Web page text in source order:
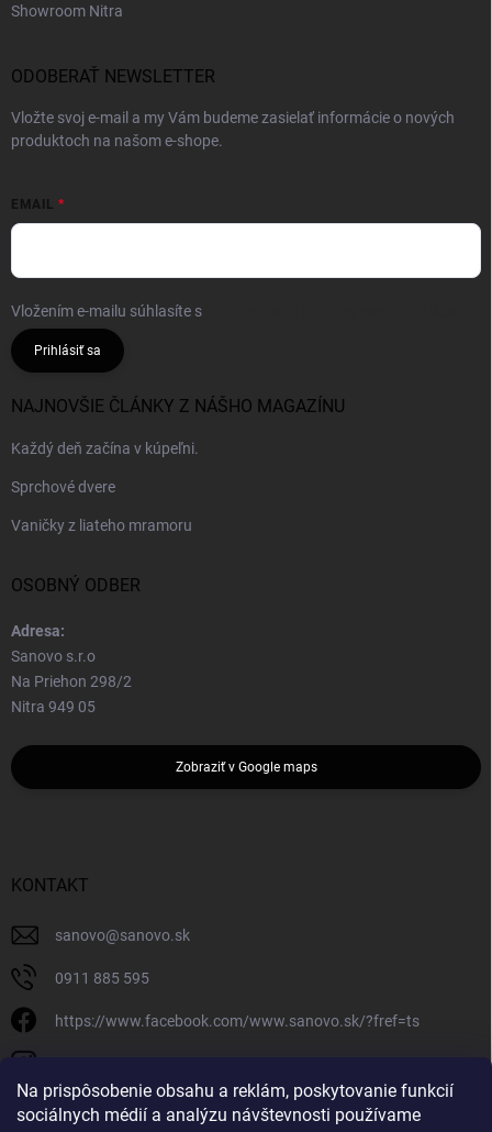
Na prispôsobenie obsahu a reklám, poskytovanie funkcií
sociálnych médií a analýzu návštevnosti používame
Showroom Nitra
ODOBERAŤ NEWSLETTER
Vložte svoj e-mail a my Vám budeme zasielať informácie o nových
produktoch na našom e-shope.
EMAIL
Vložením e-mailu súhlasíte s
Prihlásiť sa
NAJNOVŠIE ČLÁNKY Z NÁŠHO MAGAZÍNU
Každý deň začína v kúpeľni.
Sprchové dvere
Vaničky z liateho mramoru
OSOBNÝ ODBER
Adresa:
Sanovo s.r.o
Na Priehon 298/2
Nitra 949 05
Zobraziť v Google maps
KONTAKT
sanovo@sanovo.sk
0911 885 595
https://www.facebook.com/www.sanovo.sk/?fref=ts